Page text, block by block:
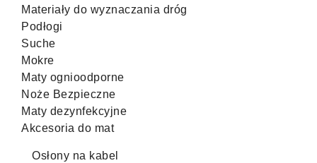
Materiały do wyznaczania dróg
Podłogi
Suche
Mokre
Maty ognioodporne
Noże Bezpieczne
Maty dezynfekcyjne
Akcesoria do mat
Osłony na kabel